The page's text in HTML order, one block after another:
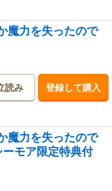
魔力を失ったので
読み 登録して購入
魔力を失ったので
モア限定特典付